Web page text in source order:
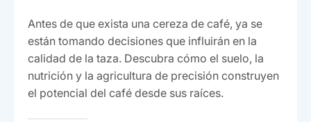
Antes de que exista una cereza de café, ya se
están tomando decisiones que influirán en la
calidad de la taza. Descubra cómo el suelo, la
nutrición y la agricultura de precisión construyen
el potencial del café desde sus raíces.